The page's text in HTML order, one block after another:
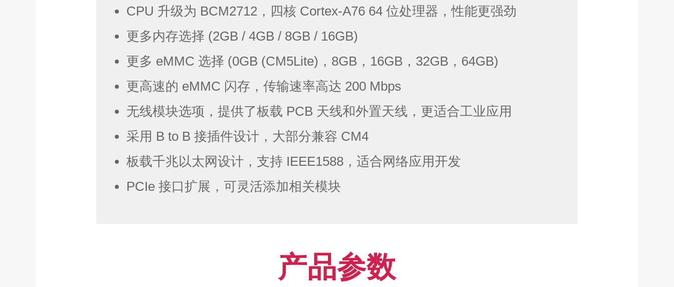
CPU 升级为 BCM2712，四核 Cortex-A76 64 位处理器，性能更强劲
更多内存选择 (2GB / 4GB / 8GB / 16GB)
更多 eMMC 选择 (0GB (CM5Lite)，8GB，16GB，32GB，64GB)
更高速的 eMMC 闪存，传输速率高达 200 Mbps
无线模块选项，提供了板载 PCB 天线和外置天线，更适合工业应用
采用 B to B 接插件设计，大部分兼容 CM4
板载千兆以太网设计，支持 IEEE1588，适合网络应用开发
PCIe 接口扩展，可灵活添加相关模块
产品参数